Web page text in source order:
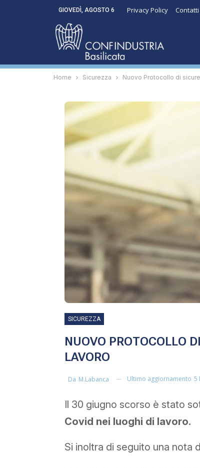
GIOVEDÌ, AGOSTO 6 Privacy Policy Contatti
Home Sicurezza Nuovo Protocollo di
SICUREZZA
NUOVO PROTOCOLLO
LAVORO
Da M.labanca Ultimo aggiornamento 5
Il 30 giugno scorso è stato
Covid nei luoghi di lavoro.
Si inoltra di seguito una nota